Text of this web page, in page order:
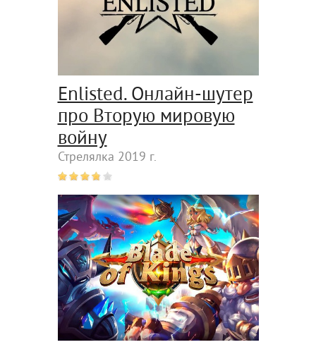
Enlisted. Онлайн-шутер
про Вторую мировую
войну
Стрелялка 2019 г.